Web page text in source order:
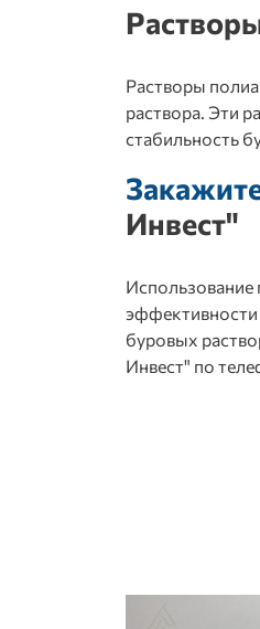
Растворы
раствора. Эти
стабильность
Инвест"
Использование
эффективности
буровых
Инвест" по